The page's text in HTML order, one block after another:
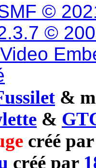
©
©
&
&
créé
créé par